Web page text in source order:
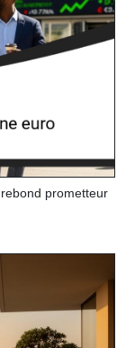
prometteur